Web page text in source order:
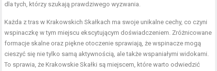
dla tych, którzy szukają prawdziwego wyzwania.
Każda z tras w Krakowskich Skałkach ma swoje unikalne cechy, co czyni
wspinaczkę w tym miejscu ekscytującym doświadczeniem. Zróżnicowane
formacje skalne oraz piękne otoczenie sprawiają, że wspinacze mogą
cieszyć się nie tylko samą aktywnością, ale także wspaniałymi widokami.
To sprawia, że Krakowskie Skałki są miejscem, które warto odwiedzić